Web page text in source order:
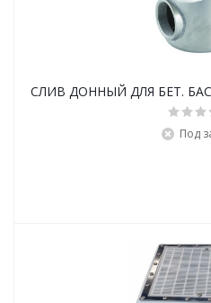
СЛИВ ДОННЫЙ ДЛЯ БЕТ.
Под